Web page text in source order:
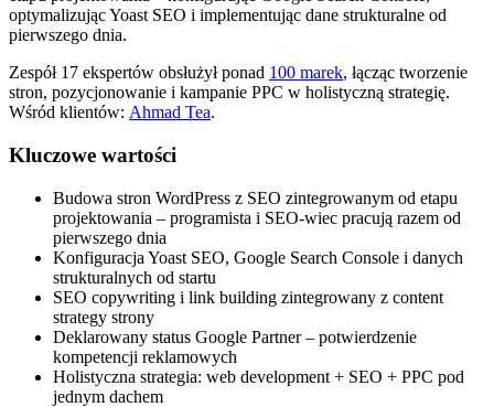
optymalizując Yoast SEO i implementując dane strukturalne od
pierwszego dnia.
Zespół 17 ekspertów obsłużył ponad 100 marek, łącząc tworzenie
stron, pozycjonowanie i kampanie PPC w holistyczną strategię.
Wśród klientów: Ahmad Tea.
Kluczowe wartości
Budowa stron WordPress z SEO zintegrowanym od etapu
projektowania – programista i SEO-wiec pracują razem od
pierwszego dnia
Konfiguracja Yoast SEO, Google Search Console i danych
strukturalnych od startu
SEO copywriting i link building zintegrowany z content
strategy strony
Deklarowany status Google Partner – potwierdzenie
kompetencji reklamowych
Holistyczna strategia: web development + SEO + PPC pod
jednym dachem